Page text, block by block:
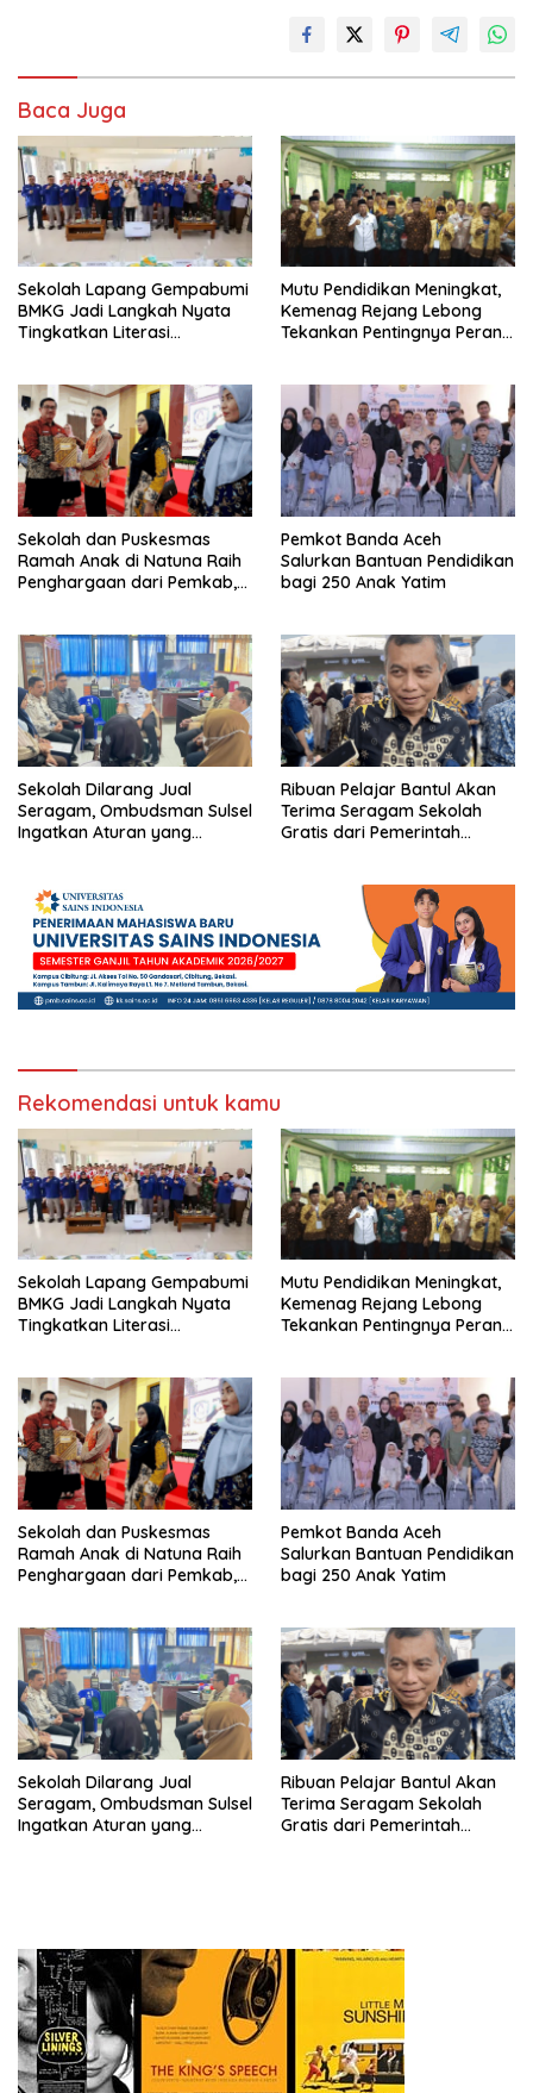
Baca Juga
Sekolah Lapang Gempabumi
BMKG Jadi Langkah Nyata
Tingkatkan Literasi
Mutu Pendidikan Meningkat,
Kemenag Rejang Lebong
Tekankan Pentingnya Peran
Sekolah dan Puskesmas
Ramah Anak di Natuna Raih
Penghargaan dari Pemkab,
Pemkot Banda Aceh
Salurkan Bantuan Pendidikan
bagi 250 Anak Yatim
Sekolah Dilarang Jual
Seragam, Ombudsman Sulsel
Ingatkan Aturan yang
Ribuan Pelajar Bantul Akan
Terima Seragam Sekolah
Gratis dari Pemerintah
Rekomendasi untuk kamu
Sekolah Lapang Gempabumi
BMKG Jadi Langkah Nyata
Tingkatkan Literasi
Mutu Pendidikan Meningkat,
Kemenag Rejang Lebong
Tekankan Pentingnya Peran
Sekolah dan Puskesmas
Ramah Anak di Natuna Raih
Penghargaan dari Pemkab,
Pemkot Banda Aceh
Salurkan Bantuan Pendidikan
bagi 250 Anak Yatim
Sekolah Dilarang Jual
Seragam, Ombudsman Sulsel
Ingatkan Aturan yang
Ribuan Pelajar Bantul Akan
Terima Seragam Sekolah
Gratis dari Pemerintah